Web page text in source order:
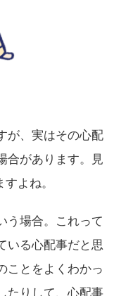
が、実はその心配
合があります。見
よね。
う場合。これって
いる心配事だと思
ことをよくわかっ
たりして、心配事